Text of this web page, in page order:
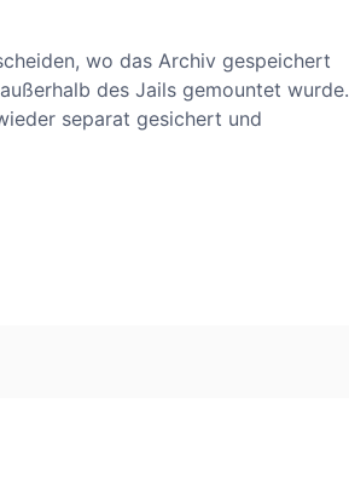
wo das Archiv gespeichert
des Jails gemountet wurde.
separat gesichert und